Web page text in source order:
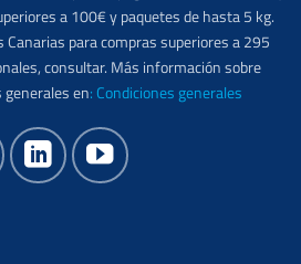
a 100€ y paquetes de hasta 5 kg.
Canarias para compras superiores a 295
consultar. Más información sobre
en: Condiciones generales